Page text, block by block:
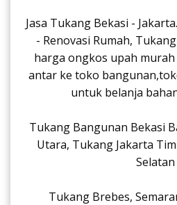
Jasa Tukang Bekasi -
- Renovasi Rumah,
harga ongkos upah
antar ke toko
untuk belanja
Tukang Bangunan Bekasi
Utara, Tukang Jakarta
Selatan
Tukang Brebes,